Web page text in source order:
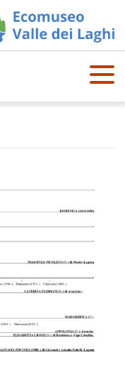
OPE
N